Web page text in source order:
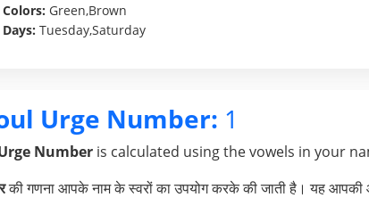
Green,Brown
Tuesday,Saturday
Urge Number: 1
Number is calculated using the vowels in your
की गणना आपके नाम के स्वरों का उपयोग करके की जाती है। यह आपकी